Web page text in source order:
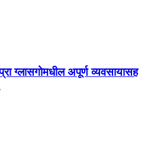
ग्लासगोमधील अपूर्ण व्यवसायासह